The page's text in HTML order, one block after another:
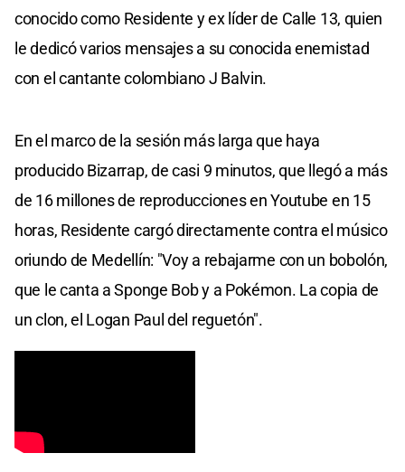
conocido como Residente y ex líder de Calle 13, quien
le dedicó varios mensajes a su conocida enemistad
con el cantante colombiano J Balvin.
En el marco de la sesión más larga que haya
producido Bizarrap, de casi 9 minutos, que llegó a más
de 16 millones de reproducciones en Youtube en 15
horas, Residente cargó directamente contra el músico
oriundo de Medellín: "Voy a rebajarme con un bobolón,
que le canta a Sponge Bob y a Pokémon. La copia de
un clon, el Logan Paul del reguetón".